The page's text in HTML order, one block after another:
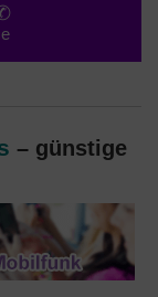
– günstige